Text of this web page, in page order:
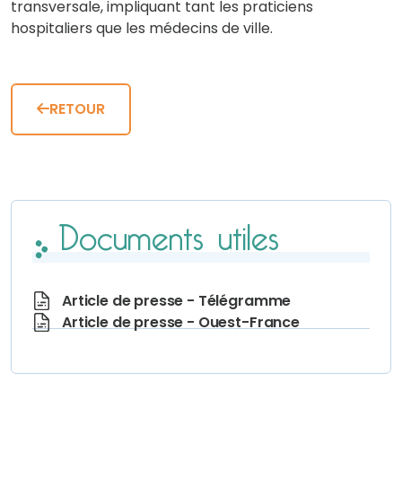
Documents utiles
Article de presse - Télégramme
Article de presse - Ouest-France
transversale, impliquant tant les praticiens
hospitaliers que les médecins de ville.
RETOUR